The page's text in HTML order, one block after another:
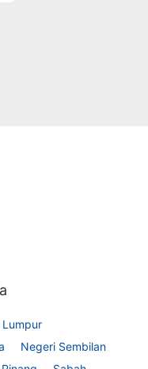
Lumpur
Negeri Sembilan